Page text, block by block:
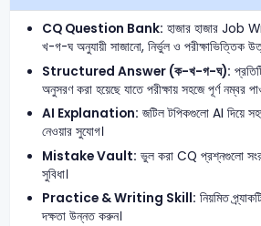
CQ Question Bank: হাজার হাজার Job
খ-গ-ঘ অনুযায়ী সাজানো, নির্ভুল ও পরীক্ষাভিত্তিক
Structured Answer (ক-খ-গ-ঘ):
অনুসরণ করা হয়েছে যাতে পরীক্ষায় সহজে পূর্ণ নম্বর
AI Explanation: জটিল টপিকগুলো AI দিয়ে
নেওয়ার সুযোগ।
Mistake Vault: ভুল করা CQ প্রশ্নগুলো
সুবিধা।
Practice & Writing Skill: নিয়মিত
দক্ষতা উন্নত করুন।